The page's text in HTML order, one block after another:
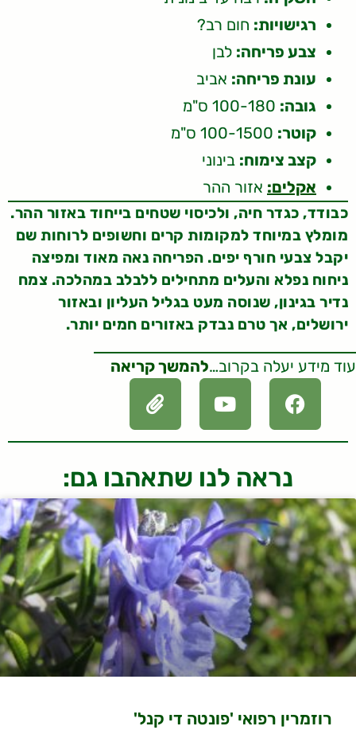
רגישויות: חום רב?
צבע פריחה: לבן
עונת פריחה: אביב
גובה:
קוטר:
קצב צימוח: בינוני
אקלים: אזור ההר
כבודד, כגדר חיה, ולכיסוי שטחים בייחוד באזור ההר.
מומלץ במיוחד למקומות קרים וחשופים לרוחות שם
יקבל צבעי חורף יפים. הפריחה נאה מאוד ומפיצה
ניחוח נפלא והעלים מתחילים ללבלב במהלכה. צמח
נדיר בגינון, שנוסה מעט בגליל העליון ובאזור
ירושלים, אך טרם נבדק באזורים חמים יותר.
עוד מידע יעלה בקרוב…להמשך קריאה
נראה לנו שתאהבו גם:
רוזמרין רפואי 'פונטה די קנל'